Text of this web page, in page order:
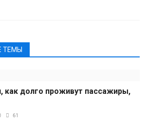
ТЕМЫ
как долго проживут пассажиры,
61